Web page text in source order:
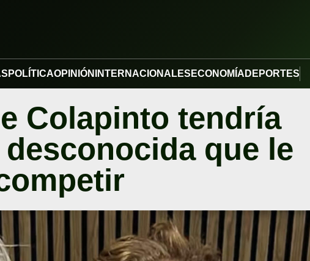
POLÍTICAOPINIÓN INTERNACIONALES ECONOMÍA DEPORTES
Colapinto tendría
que le